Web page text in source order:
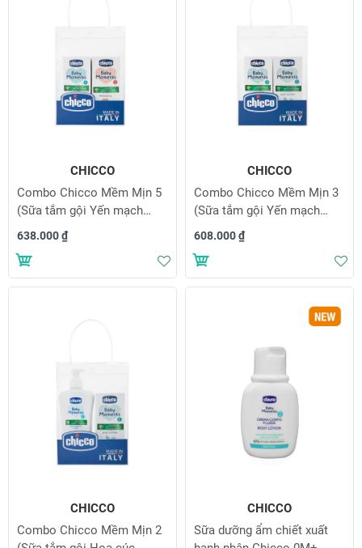
CHICCO
Combo Chicco Mềm Mịn 5
(Sữa tắm gội Yến mạch
200ml & Dầu mát-xa Hạt
bông 200ml)
638.000 ₫
Thêm vào danh sách yêu thích
CHICCO
Combo Chicco Mềm Mịn 3
(Sữa tắm gội Yến mạch
200ml & Sữa dưỡng ẩm
Hạnh nhân 200ml)
608.000 ₫
CHICCO
Combo Chicco Mềm Mịn 2
CHICCO
Sữa dưỡng ẩm chiết xuất